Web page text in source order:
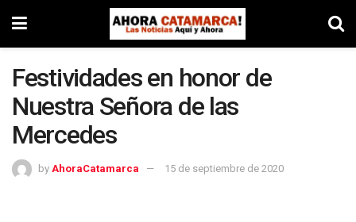
Festividades en honor de
Nuestra Señora de las
Mercedes
by AhoraCatamarca 15 de septiembre de 2020